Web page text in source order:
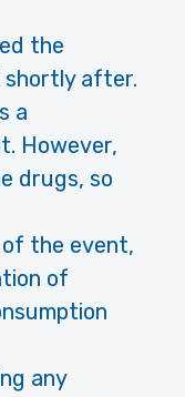
the
shortly after.
a
However,
drugs, so
the event,
of
any